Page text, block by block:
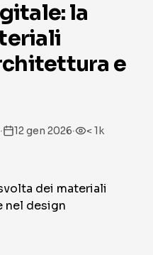
la
e
· 12 gen 2026· < 1k